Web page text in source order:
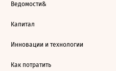
Ведомости&
Капитал
Инновации и технологии
Как потратить